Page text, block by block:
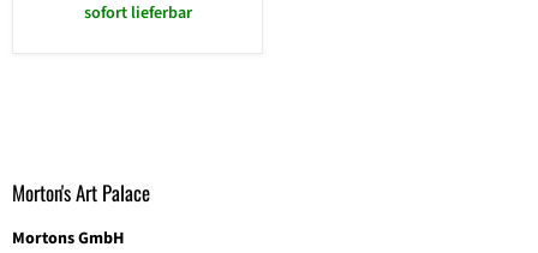
sofort lieferbar
Morton's Art Palace
Mortons GmbH